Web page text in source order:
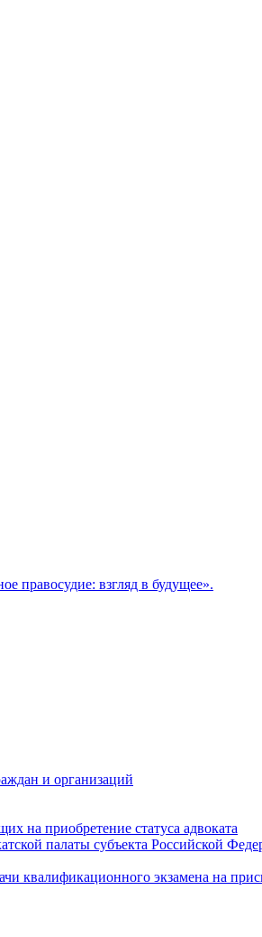
правосудие: взгляд в будущее».
и организаций
на приобретение статуса адвоката
палаты субъекта Российской
экзамена на